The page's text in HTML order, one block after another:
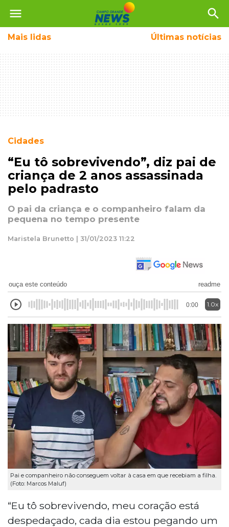
menu search
Mais lidas Últimas notícias
Cidades
“Eu tô sobrevivendo”, diz pai de
criança de 2 anos assassinada
pelo padrasto
O pai da criança e o companheiro falam da
pequena no tempo presente
Maristela Brunetto | 31/01/2023 11:22
ouça este conteúdo readme
0:00 1.0x
Pai e companheiro não conseguem voltar à casa em que recebiam a filha.
(Foto: Marcos Maluf)
“Eu tô sobrevivendo, meu coração está
despedaçado, cada dia estou pegando um